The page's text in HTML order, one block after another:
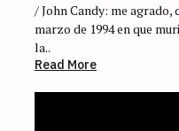
/ John Candy: me
marzo de 1994 en que
la..
Read More